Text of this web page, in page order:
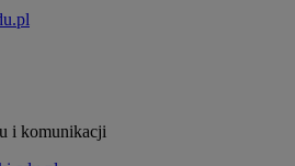
i komunikacji